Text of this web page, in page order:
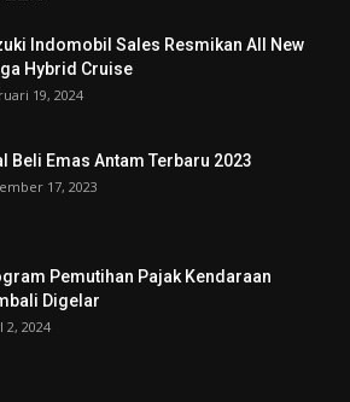
Indomobil Sales Resmikan All New
Hybrid Cruise
19, 2024
Beli Emas Antam Terbaru 2023
17, 2023
Pemutihan Pajak Kendaraan
Digelar
2, 2024